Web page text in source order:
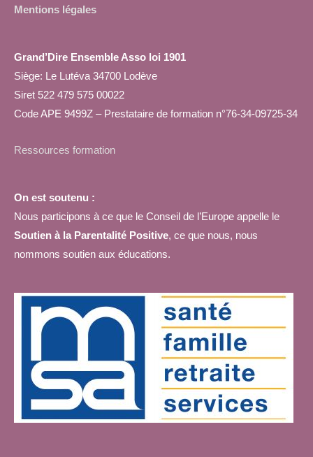
Mentions légales
Grand’Dire Ensemble Asso loi 1901
Siège: Le Lutéva 34700 Lodève
Siret 522 479 575 00022
Code APE 9499Z – Prestataire de formation n°76-34-09725-34
Ressources formation
On est soutenu :
Nous participons à ce que le Conseil de l’Europe appelle le
Soutien à la Parentalité Positive, ce que nous, nous
nommons soutien aux éducations.